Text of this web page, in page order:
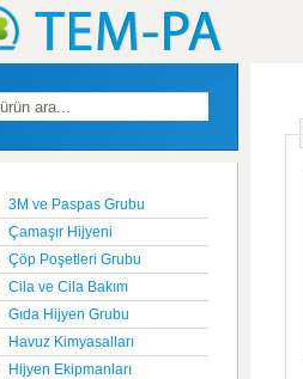
3M ve Paspas Grubu
Çamaşır Hijyeni
Çöp Poşetleri Grubu
Cila ve Cila Bakım
Gıda Hijyen Grubu
Havuz Kimyasalları
Hijyen Ekipmanları